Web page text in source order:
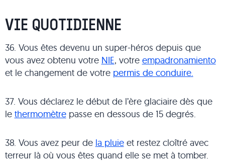
VIE QUOTIDIENNE
36. Vous êtes devenu un super-héros depuis que
vous avez obtenu votre NIE, votre empadronamiento
et le changement de votre permis de conduire.
37. Vous déclarez le début de l’ère glaciaire dès que
le thermomètrepasse en dessous de 15 degrés.
38. Vous avez peur de la pluieet restez cloîtré avec
terreur là où vous êtes quand elle se met à tomber.